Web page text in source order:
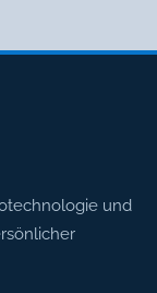
und